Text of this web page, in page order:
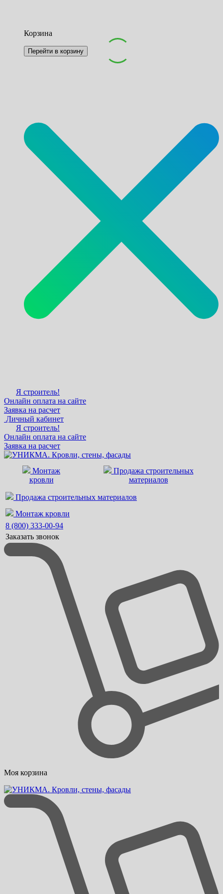
Корзина
Перейти в корзину
Я строитель!
Онлайн оплата на сайте
Заявка на расчет
Личный кабинет
Я строитель!
Онлайн оплата на сайте
Заявка на расчет
Монтаж
кровли
Продажа строительных
материалов
Продажа строительных материалов
Монтаж кровли
8 (800) 333-00-94
Заказать звонок
Моя корзина